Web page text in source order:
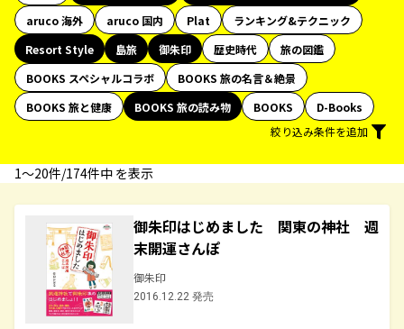
aruco 海外
aruco 国内 Plat
ランキング&テクニック
Resort Style
島旅 御朱印 歴史時代
旅の図鑑
BOOKS スペシャルコラボ
BOOKS 旅の名言＆絶景
BOOKS 旅と健康
BOOKS 旅の読み物 BOOKS
D-Books
絞り込み条件を追加
1〜20件/174件中 を表示
御朱印はじめました 関東の神社 週
末開運さんぽ
御朱印
2016.12.22 発売